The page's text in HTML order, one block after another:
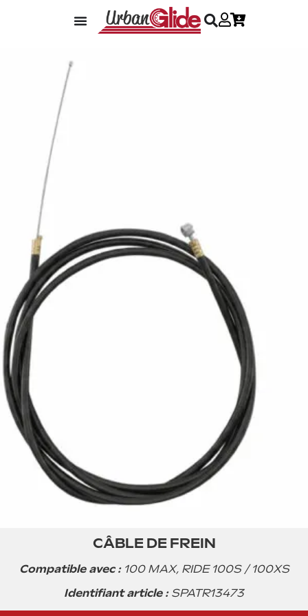
CÂBLE DE FREIN
Compatible avec :100 MAX, RIDE 100S / 100XS
Identifiant article :SPATR13473
12.99€ TTC